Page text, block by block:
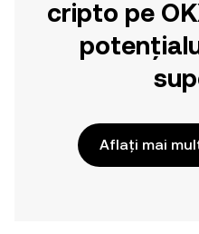
cripto pe
Aflați mai